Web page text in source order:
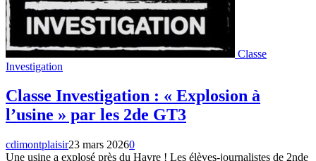
Classe
Investigation
Classe Investigation : « Explosion à
l’usine » par les 2de GT3
cdimontplaisir23 mars 20260
Une usine a explosé près du Havre ! Les élèves-journalistes de 2nde